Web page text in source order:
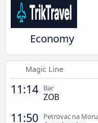
Economy
Magic Line
11:14 Bar
ZOB
11:50 Petrovac na Moru